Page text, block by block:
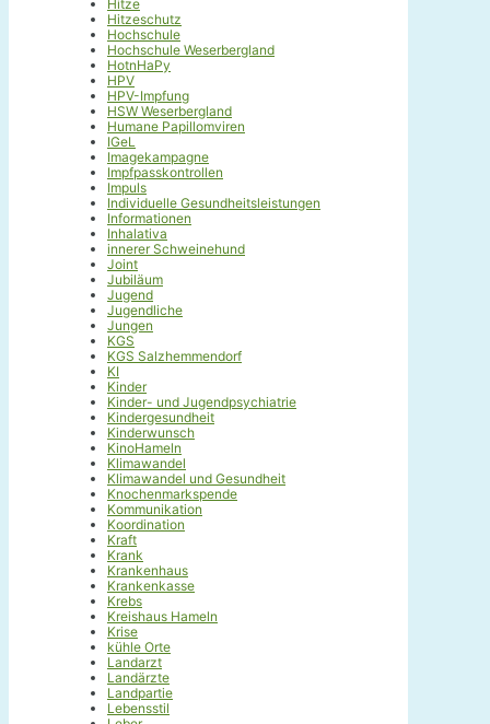
Hitze
Hitzeschutz
Hochschule
Hochschule Weserbergland
HotnHaPy
HPV
HPV-Impfung
HSW Weserbergland
Humane Papillomviren
IGeL
Imagekampagne
Impfpasskontrollen
Impuls
Individuelle Gesundheitsleistungen
Informationen
Inhalativa
innerer Schweinehund
Joint
Jubiläum
Jugend
Jugendliche
Jungen
KGS
KGS Salzhemmendorf
KI
Kinder
Kinder- und Jugendpsychiatrie
Kindergesundheit
Kinderwunsch
KinoHameln
Klimawandel
Klimawandel und Gesundheit
Knochenmarkspende
Kommunikation
Koordination
Kraft
Krank
Krankenhaus
Krankenkasse
Krebs
Kreishaus Hameln
Krise
kühle Orte
Landarzt
Landärzte
Landpartie
Lebensstil